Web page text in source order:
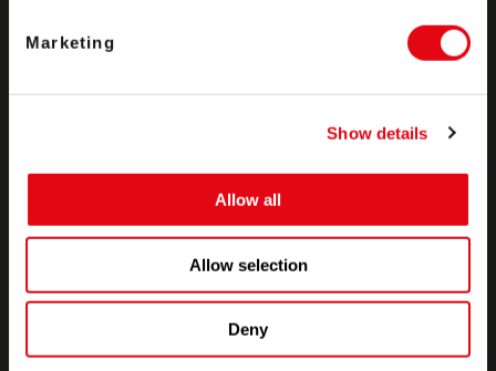
Marketing
Show details
Allow all
Allow selection
Deny
Empresa
Base de conhecimento